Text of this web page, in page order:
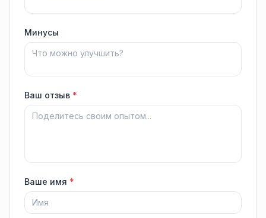
Минусы
Ваш отзыв *
Ваше имя *